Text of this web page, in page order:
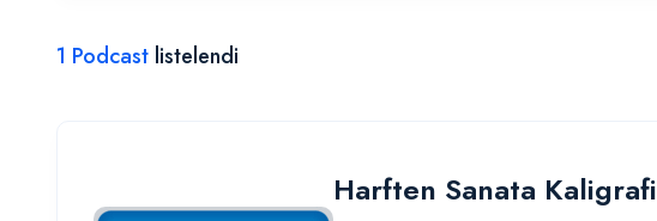
1 Podcast listelendi
Harften Sanata Kaligrafi